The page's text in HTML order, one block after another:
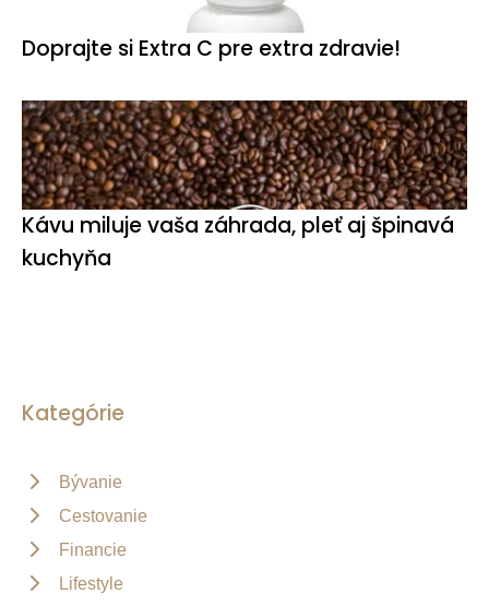
Doprajte si Extra C pre extra zdravie!
Kávu miluje vaša záhrada, pleť aj špinavá
kuchyňa
Kategórie
Bývanie
Cestovanie
Financie
Lifestyle